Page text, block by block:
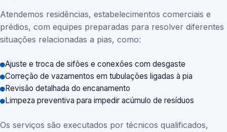
Atendemos residências, estabelecimentos comerciais e
prédios, com equipes preparadas para resolver diferentes
situações relacionadas a pias, como:
Ajuste e troca de sifões e conexões com desgaste
Correção de vazamentos em tubulações ligadas à pia
Revisão detalhada do encanamento
Limpeza preventiva para impedir acúmulo de resíduos
Os serviços são executados por técnicos qualificados,